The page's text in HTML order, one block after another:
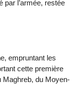
par l’armée, restée
empruntant les
cette première
du Moyen-